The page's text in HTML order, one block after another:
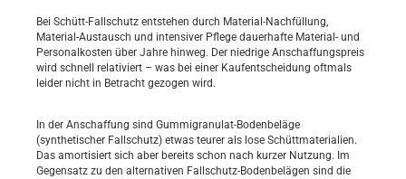
Bei Schütt-Fallschutz entstehen durch Material-Nachfüllung,
Material-Austausch und intensiver Pflege dauerhafte Material- und
Personalkosten über Jahre hinweg. Der niedrige Anschaffungspreis
wird schnell relativiert – was bei einer Kaufentscheidung oftmals
leider nicht in Betracht gezogen wird.
In der Anschaffung sind Gummigranulat-Bodenbeläge
(synthetischer Fallschutz) etwas teurer als lose Schüttmaterialien.
Das amortisiert sich aber bereits schon nach kurzer Nutzung. Im
Gegensatz zu den alternativen Fallschutz-Bodenbelägen sind die